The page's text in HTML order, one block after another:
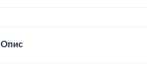
Опис